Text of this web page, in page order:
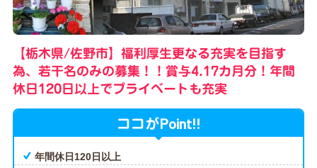
【栃木県/佐野市】福利厚生更なる充実を目指す
為、若干名のみの募集！！賞与4.17カ月分！年間
休日120日以上でプライベートも充実
ココがPoint!!
年間休日120日以上